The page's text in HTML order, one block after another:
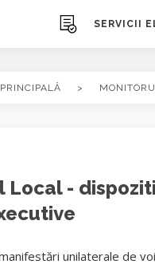
SERVICII
>
Local -
unilaterale de